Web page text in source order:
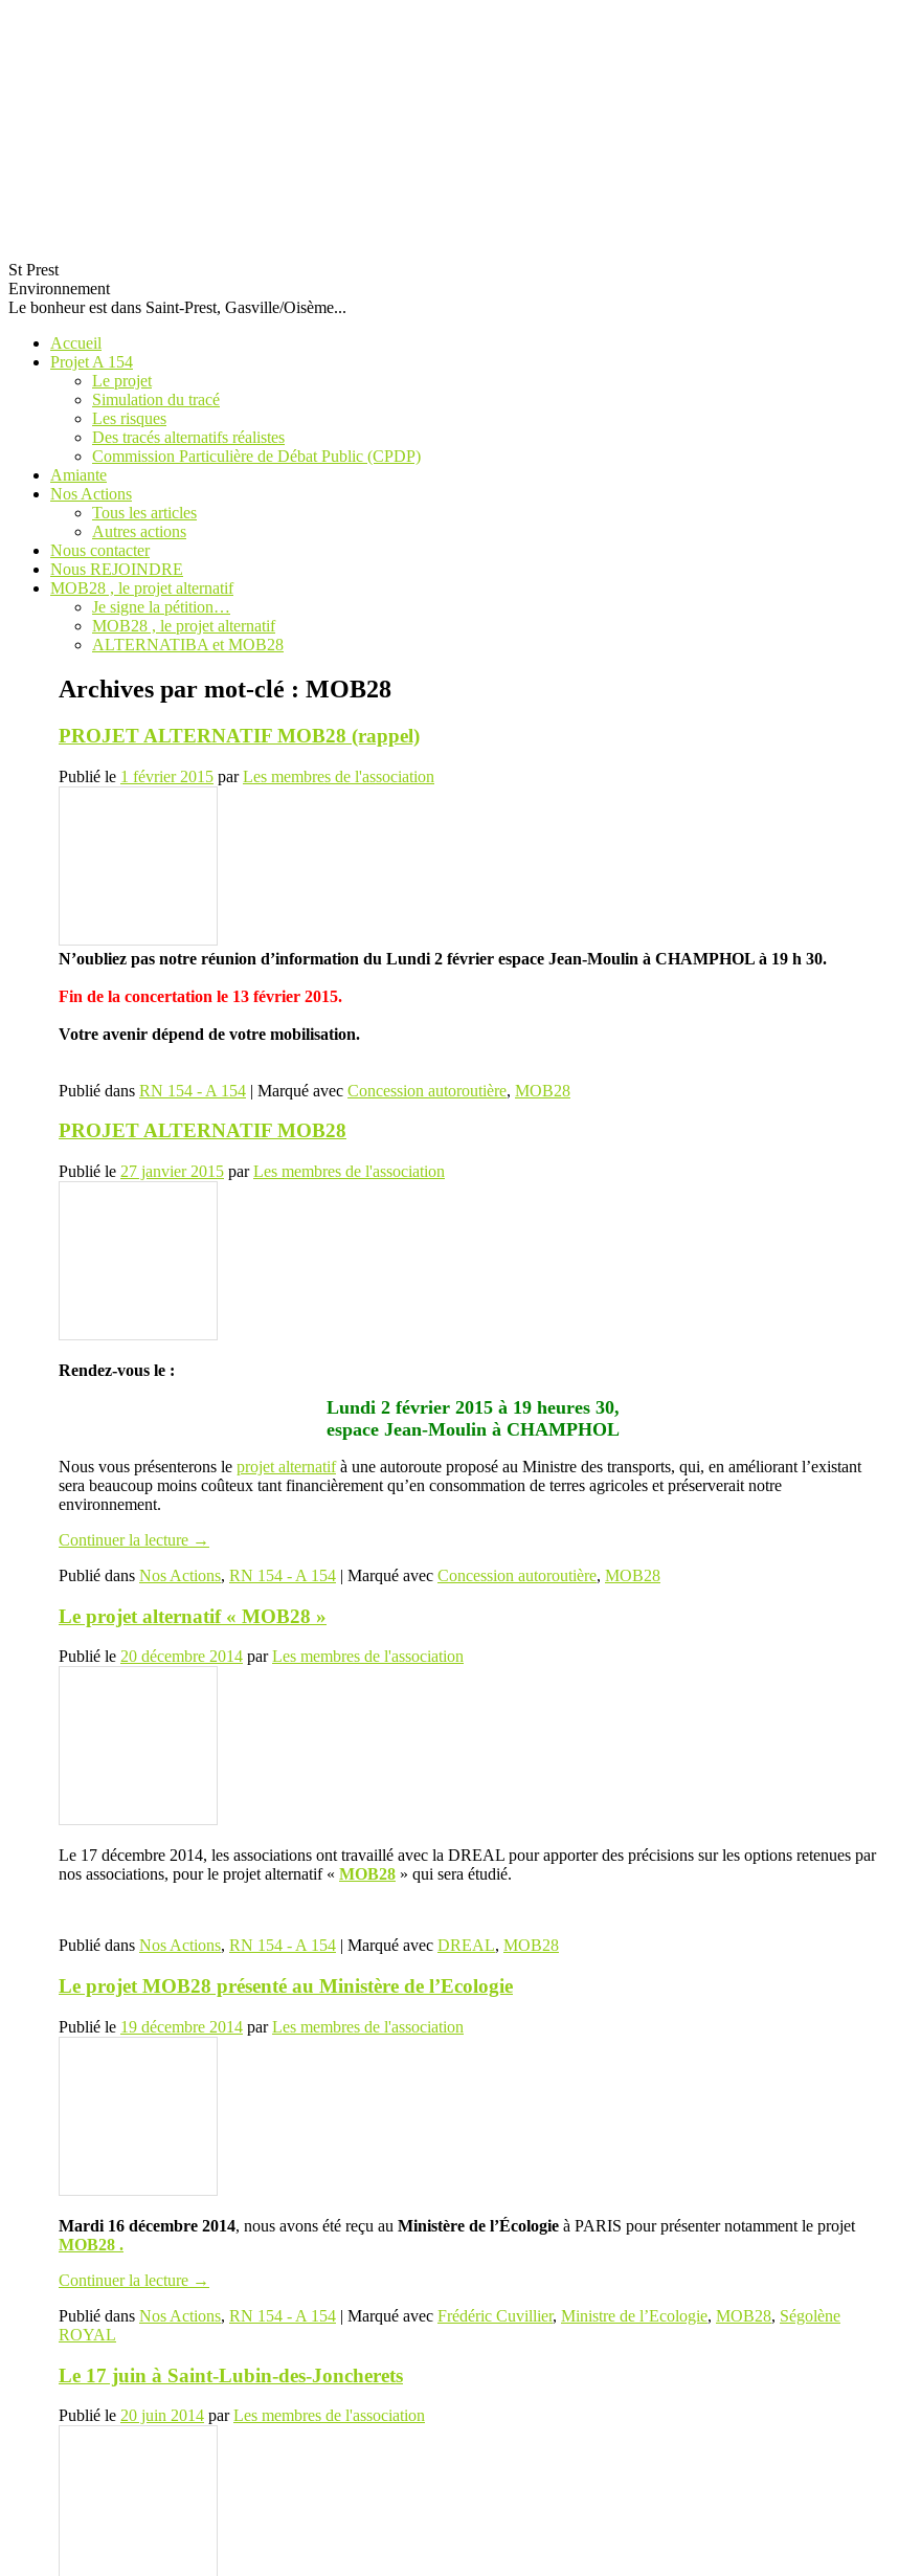
St Prest
Environnement
Le bonheur est dans Saint-Prest, Gasville/Oisème...
Accueil
Projet A 154
Le projet
Simulation du tracé
Les risques
Des tracés alternatifs réalistes
Commission Particulière de Débat Public (CPDP)
Amiante
Nos Actions
Tous les articles
Autres actions
Nous contacter
Nous REJOINDRE
MOB28 , le projet alternatif
Je signe la pétition…
MOB28 , le projet alternatif
ALTERNATIBA et MOB28
Archives par mot-clé : MOB28
PROJET ALTERNATIF MOB28 (rappel)
Publié le 1 février 2015 parLes membres de l'association
N’oubliez pas notre réunion d’information du Lundi 2 février espace Jean-Moulin à CHAMPHOL à 19 h 30.
Fin de la concertation le 13 février 2015.
Votre avenir dépend de votre mobilisation.
Publié dans RN 154 - A 154 | Marqué avec Concession autoroutière, MOB28
PROJET ALTERNATIF MOB28
Publié le 27 janvier 2015 parLes membres de l'association
Rendez-vous le :
Lundi 2 février 2015 à 19 heures 30,
espace Jean-Moulin à CHAMPHOL
Nous vous présenterons le projet alternatifà une autoroute proposé au Ministre des transports, qui, en améliorant l’existant
sera beaucoup moins coûteux tant financièrement qu’en consommation de terres agricoles et préserverait notre
environnement.
Continuer la lecture →
Publié dans Nos Actions, RN 154 - A 154 | Marqué avec Concession autoroutière, MOB28
Le projet alternatif « MOB28 »
Publié le 20 décembre 2014 parLes membres de l'association
Le 17 décembre 2014, les associations ont travaillé avec la DREAL pour apporter des précisions sur les options retenues par
nos associations, pour le projet alternatif « MOB28 » qui sera étudié.
Publié dans Nos Actions, RN 154 - A 154 | Marqué avec DREAL, MOB28
Le projet MOB28 présenté au Ministère de l’Ecologie
Publié le 19 décembre 2014 parLes membres de l'association
Mardi 16 décembre 2014, nous avons été reçu au Ministère de l’Écologie à PARIS pour présenter notamment le projet
MOB28 .
Continuer la lecture →
Publié dans Nos Actions, RN 154 - A 154 | Marqué avec Frédéric Cuvillier, Ministre de l’Ecologie, MOB28, Ségolène
ROYAL
Le 17 juin à Saint-Lubin-des-Joncherets
Publié le 20 juin 2014 parLes membres de l'association